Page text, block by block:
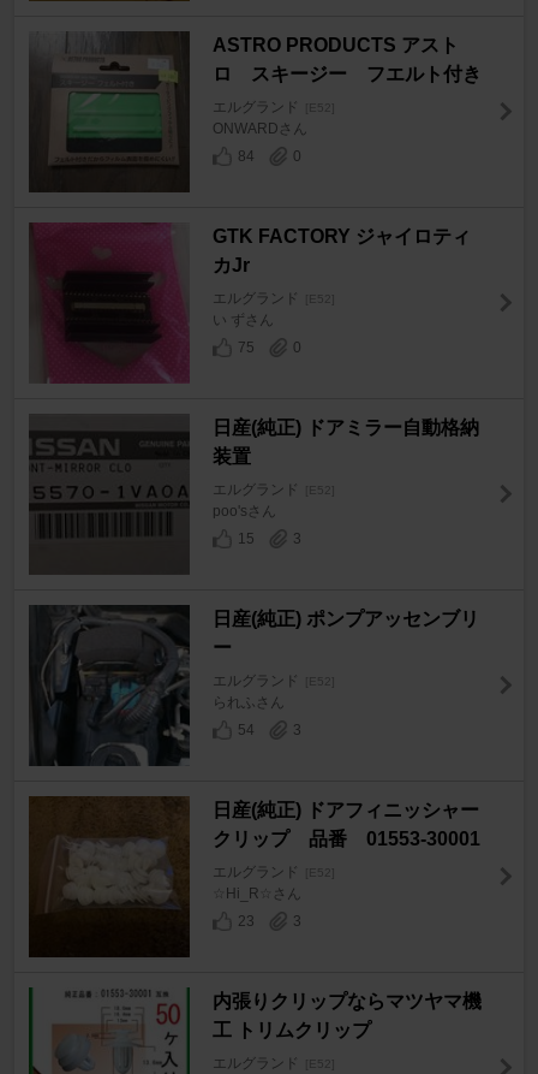
ASTRO PRODUCTS アスト
ロ スキージー フエルト付き
エルグランド [E52]
ONWARDさん
84
0
GTK FACTORY ジャイロティ
カJr
エルグランド [E52]
い ずさん
75
0
日産(純正) ドアミラー自動格納
装置
エルグランド [E52]
poo'sさん
15
3
日産(純正) ポンプアッセンブリ
ー
エルグランド [E52]
られふさん
54
3
日産(純正) ドアフィニッシャー
クリップ 品番 01553-30001
エルグランド [E52]
☆Hi_R☆さん
23
3
内張りクリップならマツヤマ機
工 トリムクリップ
エルグランド [E52]